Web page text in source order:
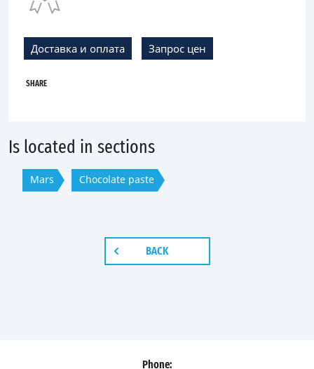
Доставка и оплата Запрос цен
SHARE
Is located in sections
Mars Chocolate paste
BACK
Phone: